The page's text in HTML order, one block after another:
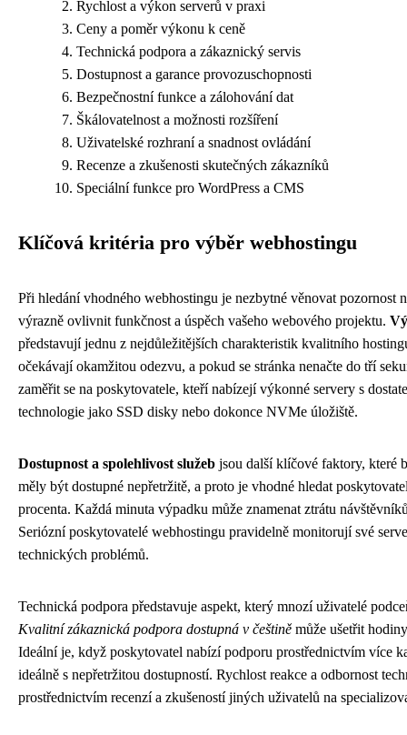
Rychlost a výkon serverů v praxi
Ceny a poměr výkonu k ceně
Technická podpora a zákaznický servis
Dostupnost a garance provozuschopnosti
Bezpečnostní funkce a zálohování dat
Škálovatelnost a možnosti rozšíření
Uživatelské rozhraní a snadnost ovládání
Recenze a zkušenosti skutečných zákazníků
Speciální funkce pro WordPress a CMS
Klíčová kritéria pro výběr webhostingu
Při hledání vhodného webhostingu je nezbytné věnovat pozornost
výrazně ovlivnit funkčnost a úspěch vašeho webového projektu.
představují jednu z nejdůležitějších charakteristik kvalitního
očekávají okamžitou odezvu, a pokud se stránka nenačte do tří
zaměřit se na poskytovatele, kteří nabízejí výkonné servery s
technologie jako SSD disky nebo dokonce NVMe úložiště.
Dostupnost a spolehlivost služeb jsou další klíčové faktory, které
měly být dostupné nepřetržitě, a proto je vhodné hledat
procenta. Každá minuta výpadku může znamenat ztrátu
Seriózní poskytovatelé webhostingu pravidelně monitorují své
technických problémů.
Technická podpora představuje aspekt, který mnozí uživatelé
Kvalitní zákaznická podpora dostupná v češtině může ušetřit
Ideální je, když poskytovatel nabízí podporu prostřednictvím více
ideálně s nepřetržitou dostupností. Rychlost reakce a odbornost
prostřednictvím recenzí a zkušeností jiných uživatelů na